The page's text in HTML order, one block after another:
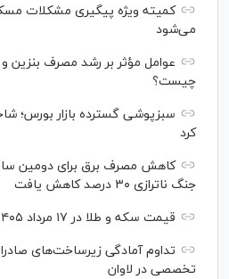
کمیته ویژه پیگیری مشکلات
می‌شود
عوامل مؤثر بر رشد مصرف بنزین و
چیست؟
کرد
کاهش مصرف برق برای دومین
جنگ ناترازی ۳۰ درصد کاهش یافت
قیمت سکه و طلا در ۱۷ مرداد ۱۴۰۵
تداوم آمادگی زیرساخت‌های
تخصصی در لاوان